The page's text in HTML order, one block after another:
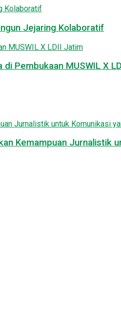
Jejaring Kolaboratif
Pembukaan MUSWIL X
Kemampuan Jurnalistik